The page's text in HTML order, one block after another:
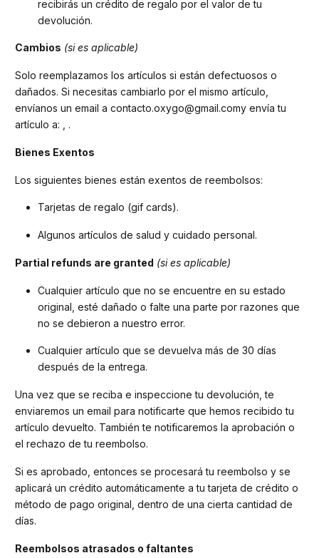
recibirás un crédito de regalo por el valor de tu
devolución.
Cambios (si es aplicable)
Solo reemplazamos los artículos si están defectuosos o
dañados. Si necesitas cambiarlo por el mismo artículo,
envíanos un email a contacto.oxygo@gmail.comy envía tu
artículo a: , .
Bienes Exentos
Los siguientes bienes están exentos de reembolsos:
Tarjetas de regalo (gif cards).
Algunos artículos de salud y cuidado personal.
Partial refunds are granted (si es aplicable)
Cualquier artículo que no se encuentre en su estado
original, esté dañado o falte una parte por razones que
no se debieron a nuestro error.
Cualquier artículo que se devuelva más de 30 días
después de la entrega.
Una vez que se reciba e inspeccione tu devolución, te
enviaremos un email para notificarte que hemos recibido tu
artículo devuelto. También te notificaremos la aprobación o
el rechazo de tu reembolso.
Si es aprobado, entonces se procesará tu reembolso y se
aplicará un crédito automáticamente a tu tarjeta de crédito o
método de pago original, dentro de una cierta cantidad de
días.
Reembolsos atrasados ​​o faltantes